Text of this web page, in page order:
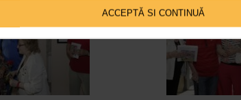
ACCEPTĂ SI CONTINUĂ